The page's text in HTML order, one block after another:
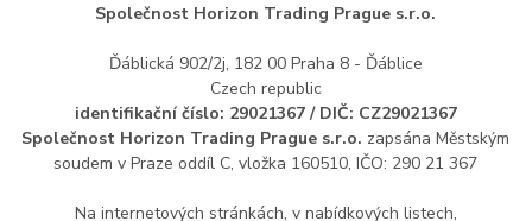
Společnost Horizon Trading Prague s.r.o.
Ďáblická 902/2j, 182 00 Praha 8 - Ďáblice
Czech republic
identifikační číslo: 29021367 / DIČ: CZ29021367
Společnost Horizon Trading Prague s.r.o. zapsána Městským
soudem v Praze oddíl C, vložka 160510, IČO: 290 21 367
Na internetových stránkách, v nabídkových listech,